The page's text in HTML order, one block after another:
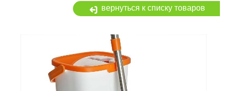
вернуться к списку товаров